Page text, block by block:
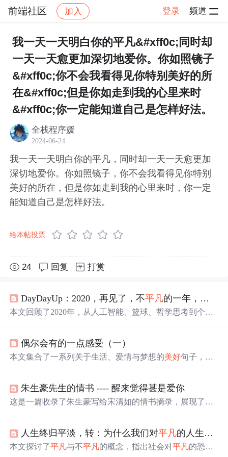
前端社区 加入 登录 频道
社区 前端社区 感慨 帖子详情
我一天一天明白你的平凡&#xff0c;同时却
一天一天愈更加深切地爱你。你如照镜子
&#xff0c;你不会我看得见你特别美好的所
在&#xff0c;但是你如走到我的心里来时
&#xff0c;你一定能知道自己是怎样好法。
全栈程序媛
2024-06-24
我一天一天明白你的平凡，同时却一天一天愈更加
深切地爱你。你如照镜子，你不会我看得见你特别
美好的所在，但是你如走到我的心里来时，你一定
能知道自己是怎样好法。
给本帖投票
24 回复 打赏
DayDayUp：2020，再见了，不平凡的一年，让我懂得了珍惜，让我
本文回顾了2020年，从人工智能、篮球、哲学思考到个人
工作的理解，强调自律与自信。
偶尔会有的一点感受（一）
本文集合了一系列关于生活、爱情与梦想的美好句子，从
讨了爱情的真谛、友情的珍贵以及个人成长的历程。
朱生豪先生的情书 ---- 醒来觉得甚是爱你
这是一篇收录了朱生豪写给宋清如的情书摘录，展现了他
字透露出对宋清如的崇拜、渴望相见的急切以及即使面对
分离也无法磨灭的爱意。这些情书表达了爱情中的甜蜜、
人生终归平淡，转：为什么我们对平凡的人生深怀恐惧
本文探讨了平凡与不平凡的概念，指出社会对平凡的恐惧